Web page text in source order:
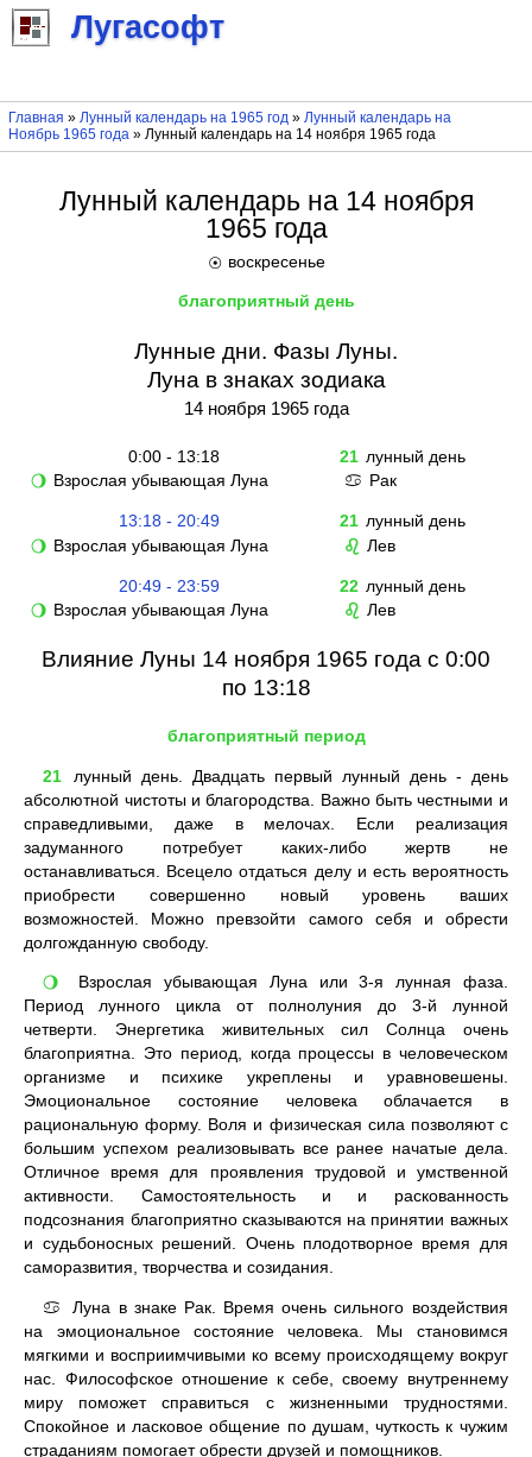
Лугасофт
Главная » Лунный календарь на 1965 год» Лунный календарь на
Ноябрь 1965 года» Лунный календарь на 14 ноября 1965 года
Лунный календарь на 14 ноября
1965 года
☉ воскресенье
благоприятный день
Лунные дни. Фазы Луны.
Луна в знаках зодиака
14 ноября 1965 года
0:00 - 13:18 21 лунный день
🌖 Взрослая убывающая Луна ♋ Рак
13:18 - 20:49 21 лунный день
🌖 Взрослая убывающая Луна ♌ Лев
20:49 - 23:59 22 лунный день
🌖 Взрослая убывающая Луна ♌ Лев
Влияние Луны 14 ноября 1965 года с 0:00
по 13:18
благоприятный период
21
лунный день. Двадцать первый лунный день - день
абсолютной чистоты и благородства. Важно быть честными и
справедливыми, даже в мелочах. Если реализация
задуманного потребует каких-либо жертв не
останавливаться. Всецело отдаться делу и есть вероятность
приобрести совершенно новый уровень ваших
возможностей. Можно превзойти самого себя и обрести
долгожданную свободу.
🌖
Взрослая убывающая Луна или 3-я лунная фаза.
Период лунного цикла от полнолуния до 3-й лунной
четверти. Энергетика живительных сил Солнца очень
благоприятна. Это период, когда процессы в человеческом
организме и психике укреплены и уравновешены.
Эмоциональное состояние человека облачается в
рациональную форму. Воля и физическая сила позволяют с
большим успехом реализовывать все ранее начатые дела.
Отличное время для проявления трудовой и умственной
активности. Самостоятельность и и раскованность
подсознания благоприятно сказываются на принятии важных
и судьбоносных решений. Очень плодотворное время для
саморазвития, творчества и созидания.
♋
Луна в знаке Рак. Время очень сильного воздействия
на эмоциональное состояние человека. Мы становимся
мягкими и восприимчивыми ко всему происходящему вокруг
нас. Философское отношение к себе, своему внутреннему
миру поможет справиться с жизненными трудностями.
Спокойное и ласковое общение по душам, чуткость к чужим
страданиям помогает обрести друзей и помощников.